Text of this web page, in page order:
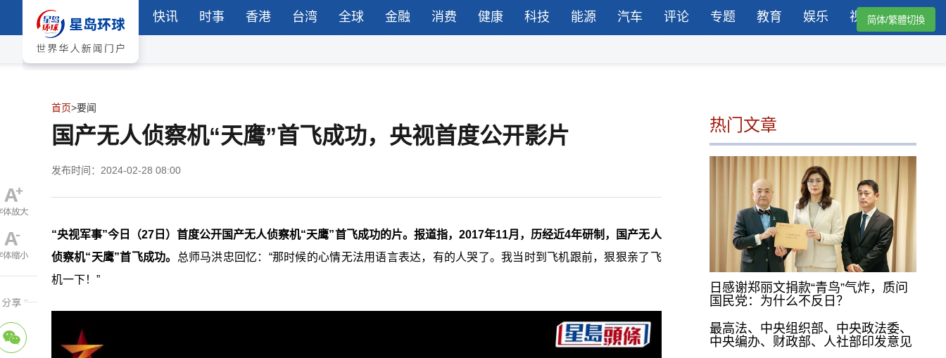
快讯 时事 香港 台湾 全球 金融 消费 健康 科技 能源 汽车 评论 专题 教育 娱乐 视频简体/繁體切換
首页>要闻
国产无人侦察机“天鹰”首飞成功，央视首度公开影片
发布时间：2024-02-28 08:00
“央视军事”今日（27日）首度公开国产无人侦察机“天鹰”首飞成功的片。报道指，2017年11月，历经近4年研制，国产无人
侦察机“天鹰”首飞成功。 总师马洪忠回忆：“那时候的心情无法用语言表达，有的人哭了。我当时到飞机跟前，狠狠亲了飞
机一下！”
热门文章
日感谢郑丽文捐款“青鸟”气炸，质问
国民党：为什么不反日？
最高法、中央组织部、中央政法委、
中央编办、财政部、人社部印发意见